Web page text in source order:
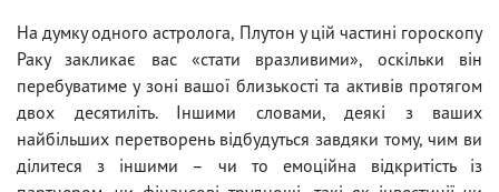
На думку одного астролога, Плутон у цій частині гороскопу
Раку закликає вас «стати вразливими», оскільки він
перебуватиме у зоні вашої близькості та активів протягом
двох десятиліть. Іншими словами, деякі з ваших
найбільших перетворень відбудуться завдяки тому, чим ви
ділитеся з іншими – чи то емоційна відкритість із